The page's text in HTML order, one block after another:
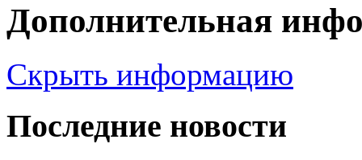
Дополнительная
Скрыть информацию
Последние новости